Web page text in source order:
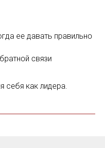
ее давать правильно
связи
себя как лидера.